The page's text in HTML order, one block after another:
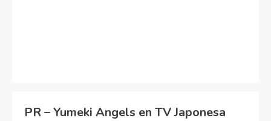
PR – Yumeki Angels en TV Japonesa